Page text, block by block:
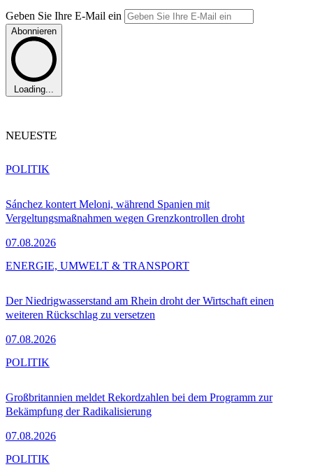
Geben Sie Ihre E-Mail ein
Abonnieren
Loading...
NEUESTE
Sánchez kontert Meloni, während Spanien mit
Vergeltungsmaßnahmen wegen Grenzkontrollen droht
07.08.2026
POLITIK
Der Niedrigwasserstand am Rhein droht der Wirtschaft einen
weiteren Rückschlag zu versetzen
07.08.2026
ENERGIE, UMWELT & TRANSPORT
Großbritannien meldet Rekordzahlen bei dem Programm zur
Bekämpfung der Radikalisierung
07.08.2026
POLITIK
POLITIK